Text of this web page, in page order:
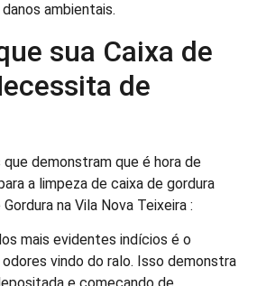
ambientais.
sua Caixa de
de
que demonstram que é hora de
a limpeza de caixa de gordura
na Vila Nova Teixeira :
mais evidentes indícios é o
vindo do ralo. Isso demonstra